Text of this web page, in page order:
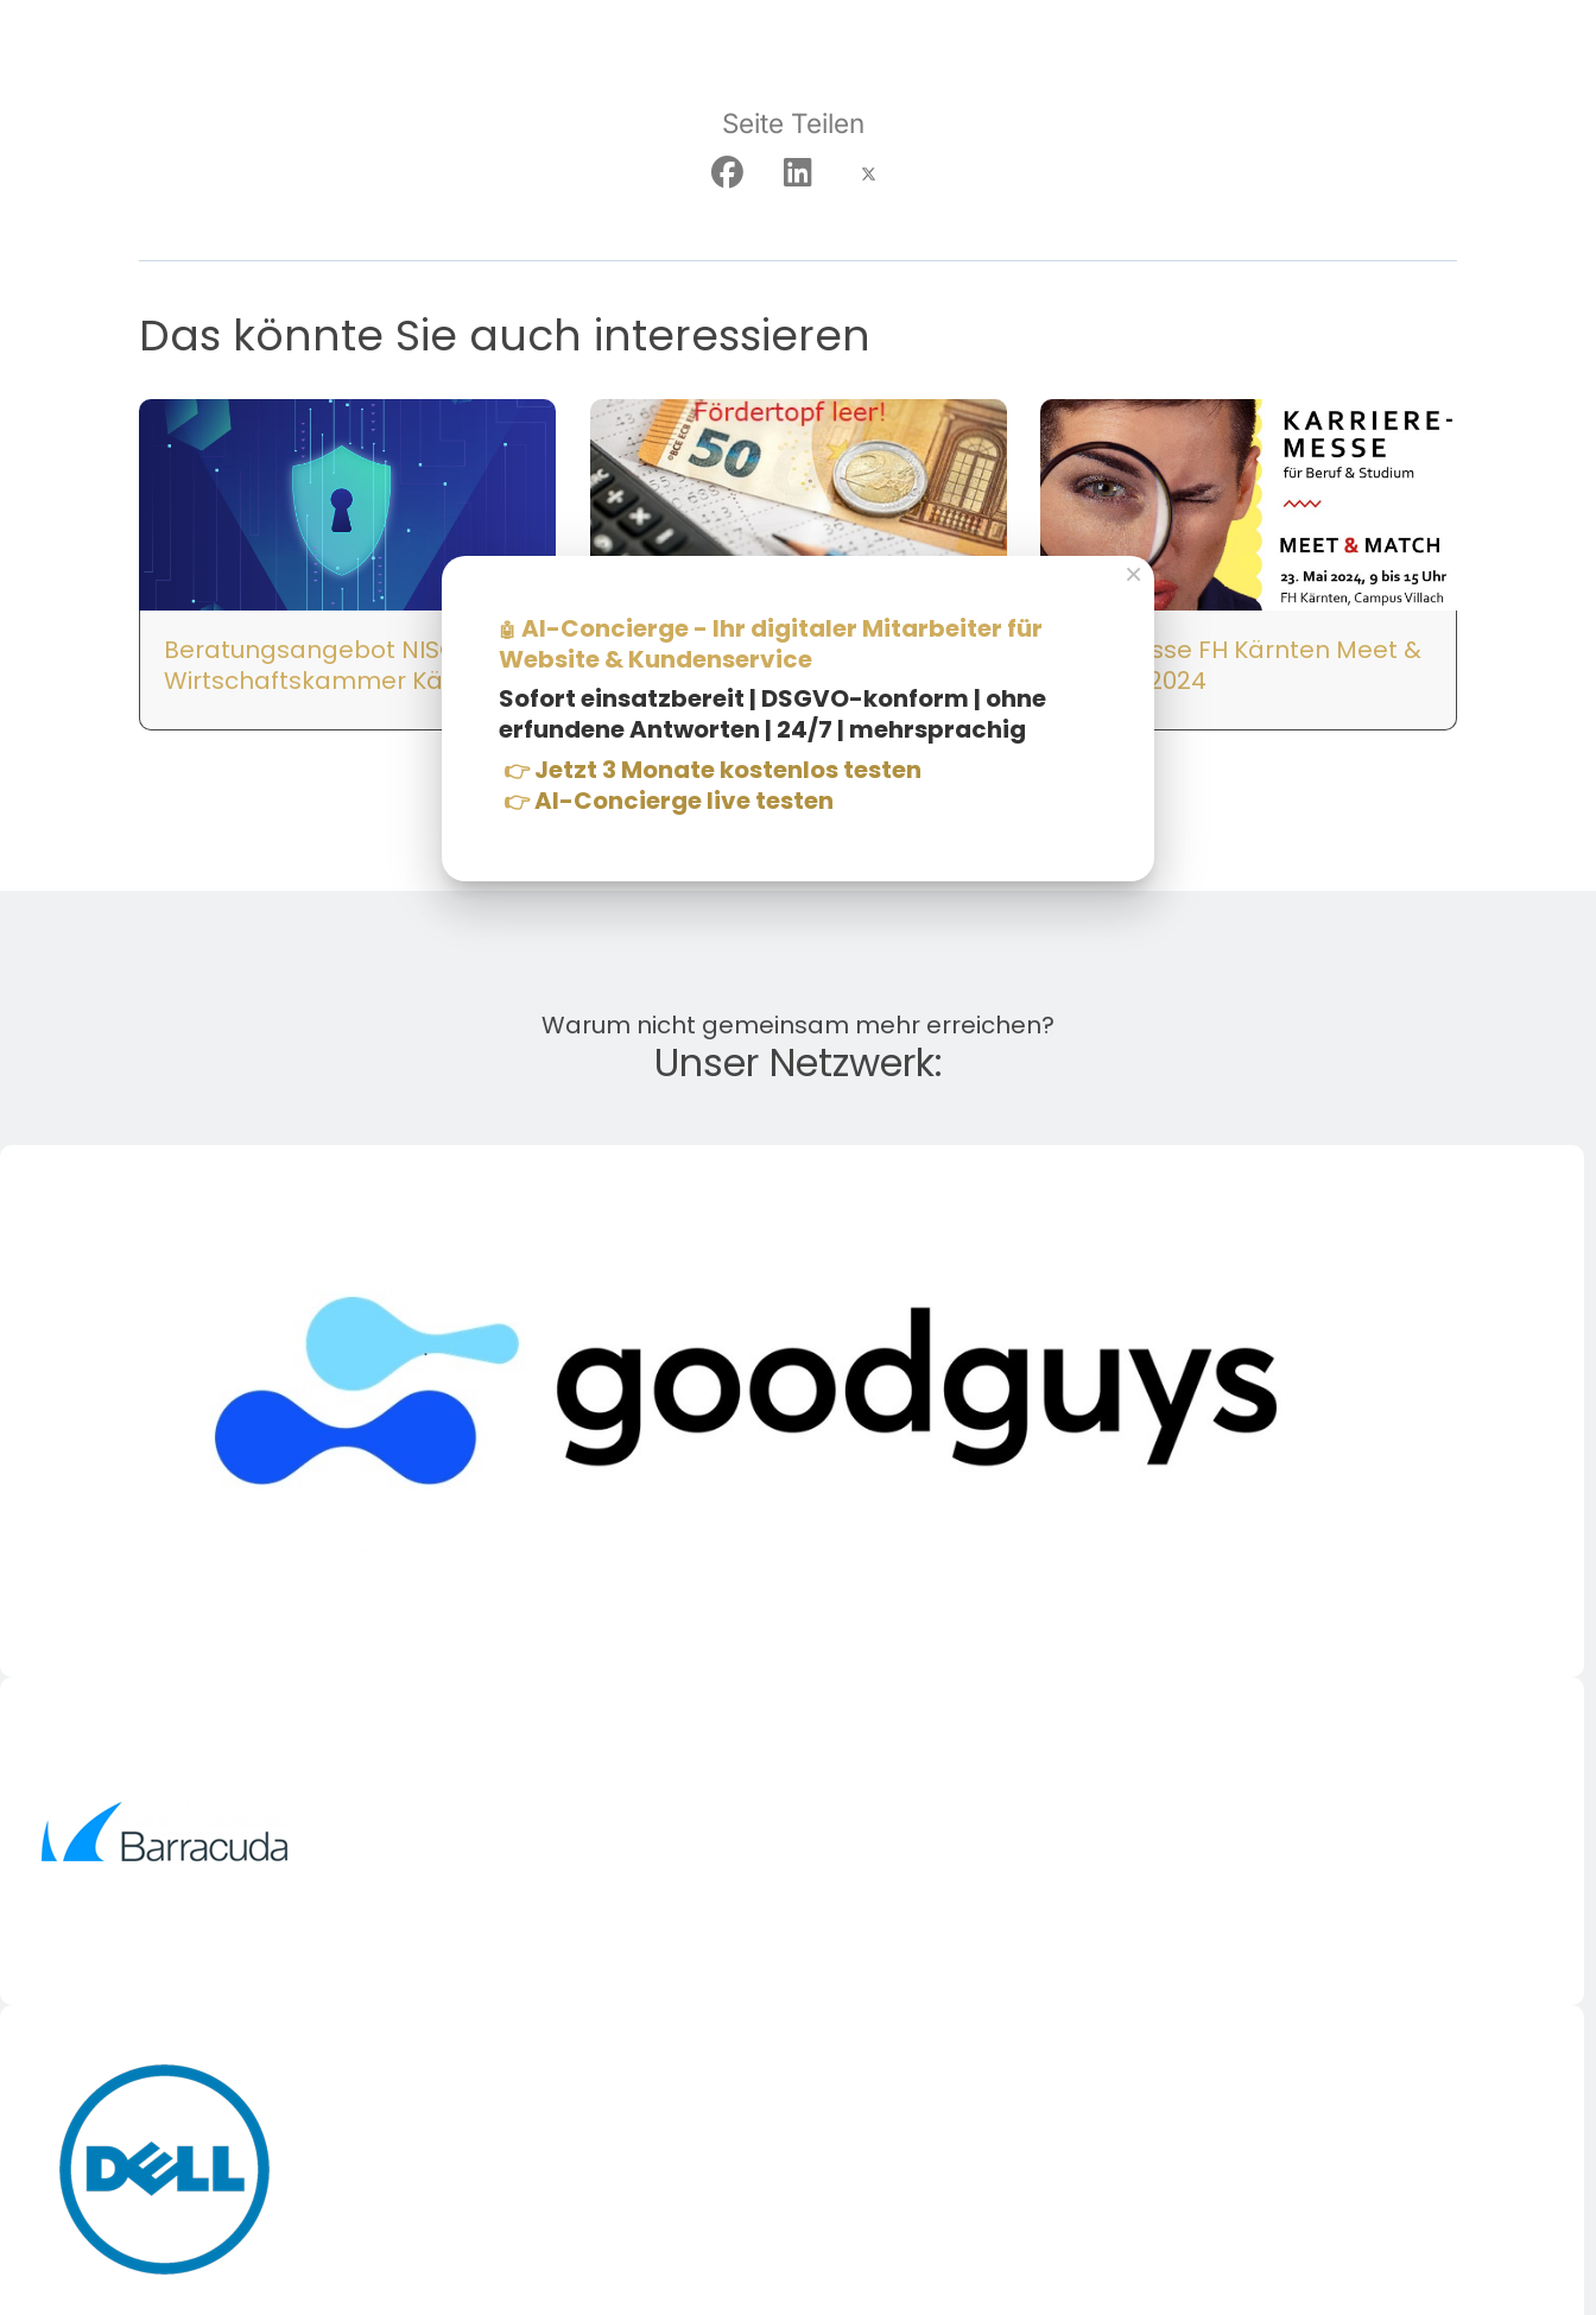
Seite Teilen
Das könnte Sie auch interessieren
Beratungsangebot NISG der
Wirtschaftskammer Kärnten
KMU Digital-Förderung
Jobmesse FH Kärnten Meet &
Match 2024
Warum nicht gemeinsam mehr erreichen?
Unser Netzwerk:
×
🤖 AI-Concierge - Ihr digitaler Mitarbeiter für
Website & Kundenservice
Sofort einsatzbereit | DSGVO-konform | ohne
erfundene Antworten | 24/7 | mehrsprachig
👉 Jetzt 3 Monate kostenlos testen
👉AI-Concierge live testen